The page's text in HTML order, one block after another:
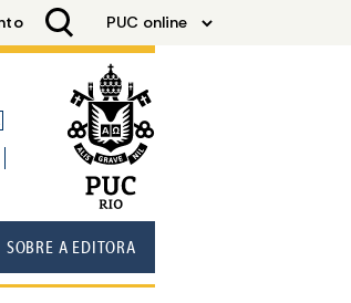
SOBRE A EDITORA